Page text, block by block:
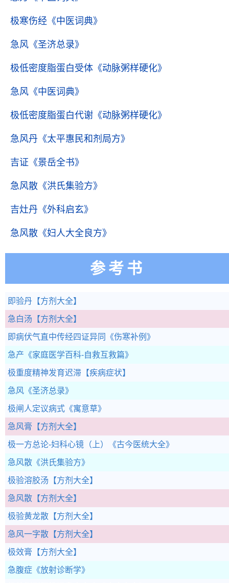
极寒伤经 《中医词典》
急风 《圣济总录》
极低密度脂蛋白受体 《动脉粥样硬化》
急风 《中医词典》
极低密度脂蛋白代谢 《动脉粥样硬化》
急风丹 《太平惠民和剂局方》
吉证 《景岳全书》
急风散 《洪氏集验方》
吉灶丹 《外科启玄》
急风散 《妇人大全良方》
参考书
即验丹 【方剂大全】
急白汤 【方剂大全】
即病伏气直中传经四证异同 《伤寒补例》
急产 《家庭医学百科-自救互救篇》
极重度精神发育迟滞 【疾病症状】
急风 《圣济总录》
极闸人定议病式 《寓意草》
急风膏 【方剂大全】
极一方总论-妇科心镜（上） 《古今医统大全》
急风散 《洪氏集验方》
极验溶胶汤 【方剂大全】
急风散 【方剂大全】
极验黄龙散 【方剂大全】
急风一字散 【方剂大全】
极效膏 【方剂大全】
急腹症 《放射诊断学》